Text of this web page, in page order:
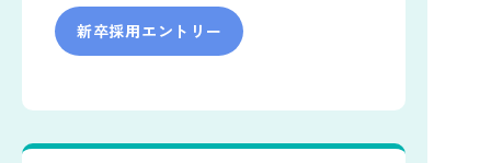
新卒採用エントリー